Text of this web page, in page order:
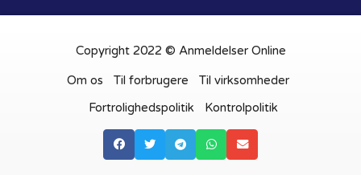
Copyright 2022 © Anmeldelser Online
Om os Til forbrugere
Til virksomheder
Fortrolighedspolitik
Kontrolpolitik